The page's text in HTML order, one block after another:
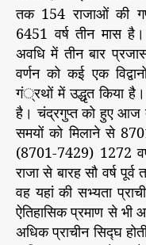
तक 154 राजाओं की
6451 वर्ष तीन मास
अवधि में तीन बार
वर्णन को कई एक
गं्रथों में उद्धृत किया
है। चंद्रगुप्त को हुए आज
समयों को मिलाने से
(8701-7429) 1272
राजा से बारह सौ वर्ष
वह यहां की सभ्यता
ऐतिहासिक प्रमाण से भी
अधिक प्राचीन सिद्घ